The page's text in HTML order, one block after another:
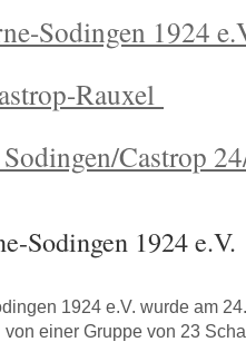
Sodingen 1924
Rauxel
Castrop
Sodingen 1924 e.V.
1924 e.V. wurde am
einer Gruppe von 23